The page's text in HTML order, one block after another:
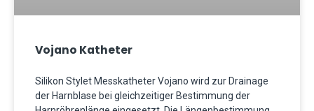
Vojano Katheter
Silikon Stylet Messkatheter Vojano wird zur Drainage
der Harnblase bei gleichzeitiger Bestimmung der